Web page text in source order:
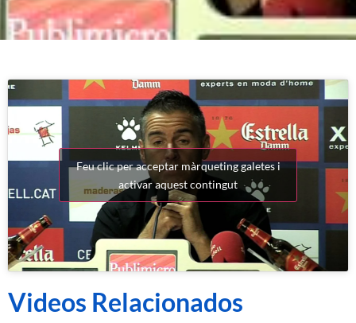
Feu clic per acceptar màrqueting galetes i
activar aquest contingut
Videos Relacionados